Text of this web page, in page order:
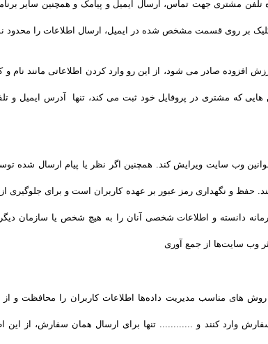
مشتری جهت تماس، ارسال ایمیل و پیامک و همچنین سایر
بر روی قسمت مشخص شده در ایمیل، ارسال اطلاعات را محدود
افزوده صادر می شود، از این رو وارد کردن اطلاعاتی مانند نام
که مشتری در پروفایل خود ثبت می­ کند، تنها آدرس ایمیل و
وب سایت ویرایش کند. همچنین اگر نظر یا پیام ارسال شده
حفظ و نگهداری رمز عبور بر عهده کاربران است و برای جلوگیری از
دانسته و اطلاعات شخصی آنان را به هیچ شخص یا سازمان دیگری
وب سایت‌ها از جمع آوری
روش‌ های مناسب مدیریت داده‌ها اطلاعات کاربران را محافظت و
وارد کنند و ............ تنها برای ارسال همان سفارش، از این